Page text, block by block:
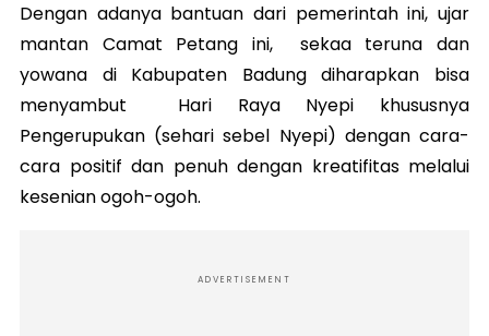
Dengan adanya bantuan dari pemerintah ini, ujar
mantan Camat Petang ini, sekaa teruna dan
yowana di Kabupaten Badung diharapkan bisa
menyambut Hari Raya Nyepi khususnya
Pengerupukan (sehari sebel Nyepi) dengan cara-
cara positif dan penuh dengan kreatifitas melalui
kesenian ogoh-ogoh.
ADVERTISEMENT